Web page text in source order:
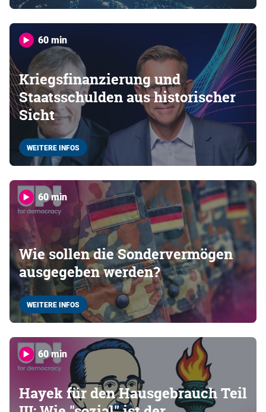
60 min
Kriegsfinanzierung und
Staatsschulden aus historischer
Sicht
WEITERE INFOS
60 min
Wie sollen die Sondervermögen
ausgegeben werden?
WEITERE INFOS
60 min
Hayek für den Hausgebrauch Teil